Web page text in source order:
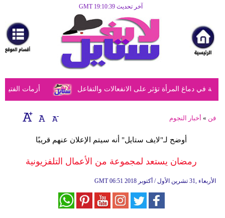
آخر تحديث GMT 19:10:39
مرأة
أزياء
أزياء
إسلاميةأزمات دماغ المرأة تؤثر على الانفعالات والتفاعل
فن » أخبار النجوم
أوضح لـ"لايف ستايل" أنه سيتم الإعلان عنهم قريبًا
رمضان يستعد لمجموعة من الأعمال التلفزيونية
GMT 06:51 2018 الأربعاء ,31 تشرين الأول / أكتوبر